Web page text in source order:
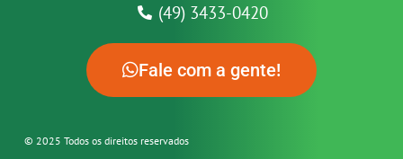
(49) 3433-0420
Fale com a gente!
© 2025 Todos os direitos reservados